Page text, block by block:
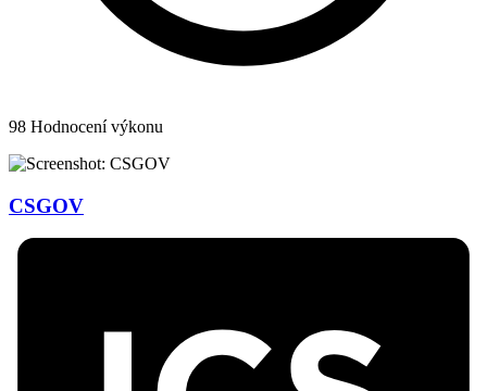
98 Hodnocení výkonu
CSGOV